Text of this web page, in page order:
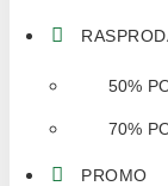
50%
70%
PROMO